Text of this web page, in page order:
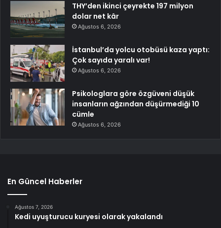
THY’den ikinci çeyrekte 197 milyon
dolar net kâr
Ağustos 6, 2026
İstanbul’da yolcu otobüsü kaza yaptı:
Çok sayıda yaralı var!
Ağustos 6, 2026
Psikologlara göre özgüveni düşük
insanların ağzından düşürmediği 10
cümle
Ağustos 6, 2026
En Güncel Haberler
Ağustos 7, 2026
Kedi uyuşturucu kuryesi olarak yakalandı